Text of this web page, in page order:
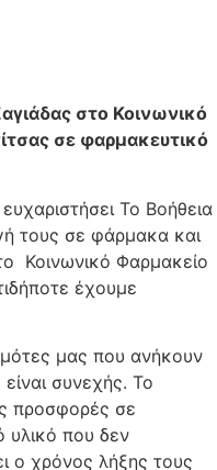
στο Κοινωνικό
σε φαρμακευτικό
Το Βοήθεια
τους σε φάρμακα και
Κοινωνικό Φαρμακείο
έχουμε
μας που ανήκουν
συνεχής. Το
προσφορές σε
υλικό που δεν
ο χρόνος λήξης τους